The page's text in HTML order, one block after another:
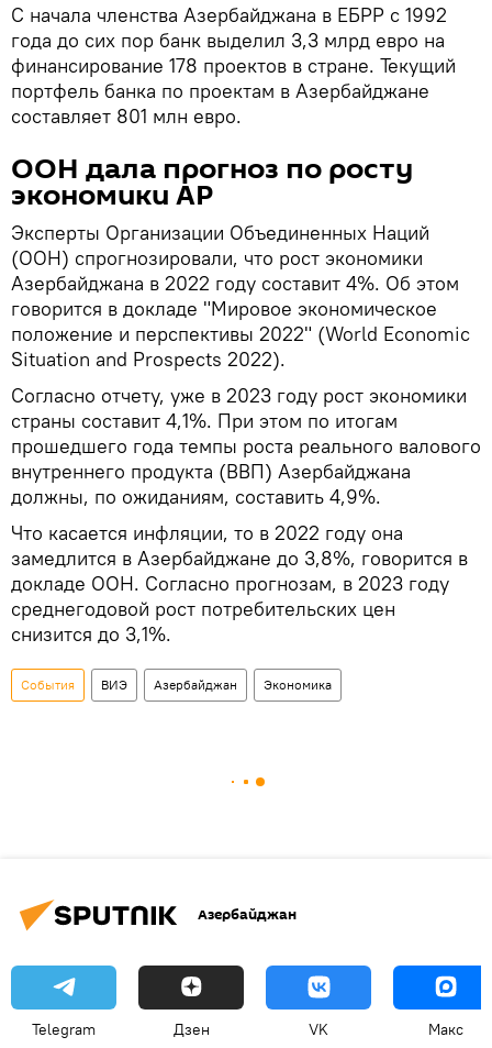
С начала членства Азербайджана в ЕБРР с 1992
года до сих пор банк выделил 3,3 млрд евро на
финансирование 178 проектов в стране. Текущий
портфель банка по проектам в Азербайджане
составляет 801 млн евро.
ООН дала прогноз по росту
экономики АР
Эксперты Организации Объединенных Наций
(ООН) спрогнозировали, что рост экономики
Азербайджана в 2022 году составит 4%. Об этом
говорится в докладе "Мировое экономическое
положение и перспективы 2022" (World Economic
Situation and Prospects 2022).
Согласно отчету, уже в 2023 году рост экономики
страны составит 4,1%. При этом по итогам
прошедшего года темпы роста реального валового
внутреннего продукта (ВВП) Азербайджана
должны, по ожиданиям, составить 4,9%.
Что касается инфляции, то в 2022 году она
замедлится в Азербайджане до 3,8%, говорится в
докладе ООН. Согласно прогнозам, в 2023 году
среднегодовой рост потребительских цен
снизится до 3,1%.
События ВИЭ Азербайджан Экономика
Азербайджан
Telegram Дзен VK Макс